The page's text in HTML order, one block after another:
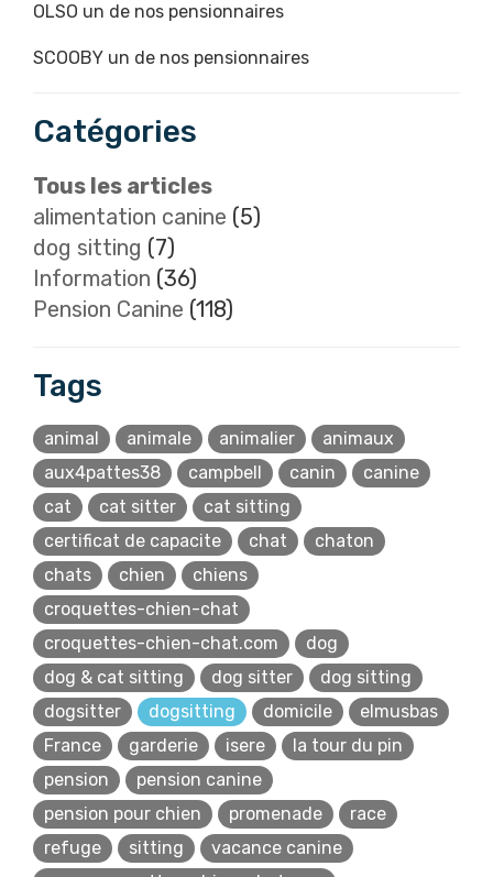
OLSO un de nos pensionnaires
SCOOBY un de nos pensionnaires
Catégories
Tous les articles
alimentation canine (5)
dog sitting (7)
Information (36)
Pension Canine (118)
Tags
animal animale animalier
animaux
aux4pattes38
campbell canin
canine
cat
cat sitter
cat sitting
certificat de capacite
chat
chaton
chats
chien
chiens
croquettes-chien-chat
croquettes-chien-chat.com
dog
dog & cat sitting
dog sitter
dog sitting
dogsitter
dogsitting domicile
elmusbas
France
garderie isere
la tour du pin
pension
pension canine
pension pour chien
promenade
race
refuge
sitting
vacance canine